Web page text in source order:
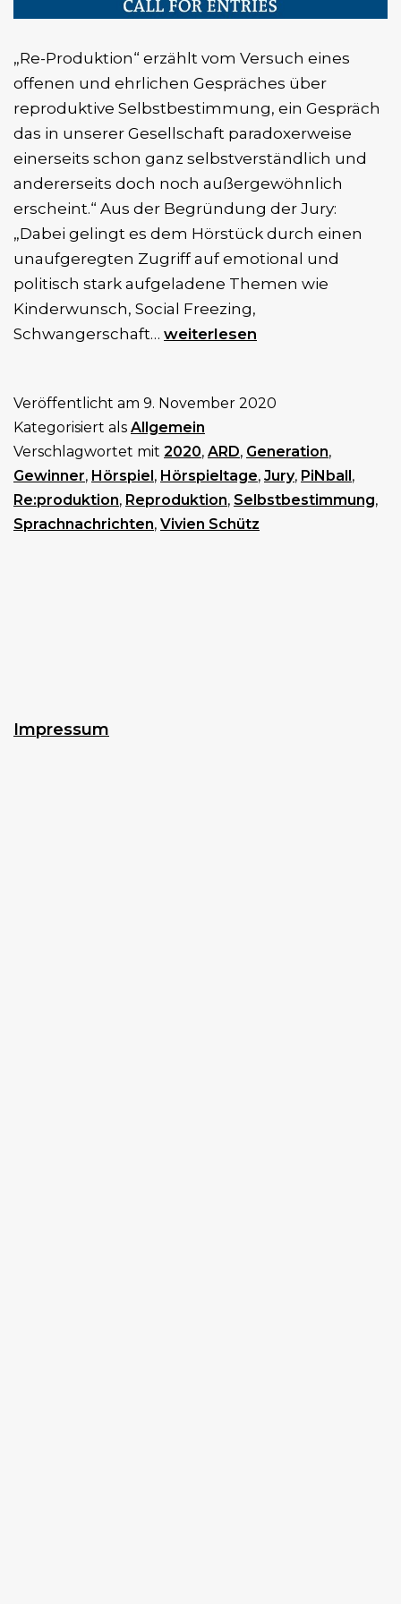
„Re-Produktion“ erzählt vom Versuch eines
offenen und ehrlichen Gespräches über
reproduktive Selbstbestimmung, ein Gespräch
das in unserer Gesellschaft paradoxerweise
einerseits schon ganz selbstverständlich und
andererseits doch noch außergewöhnlich
erscheint.“ Aus der Begründung der Jury:
„Dabei gelingt es dem Hörstück durch einen
unaufgeregten Zugriff auf emotional und
politisch stark aufgeladene Themen wie
Kinderwunsch, Social Freezing,
Schwangerschaft… Re:Produktion
PiNball
2020
weiterlesen
Veröffentlicht am 9. November 2020
Kategorisiert als Allgemein
Verschlagwortet mit 2020, ARD, Generation,
Gewinner, Hörspiel, Hörspieltage, Jury, PiNball,
Re:produktion, Reproduktion, Selbstbestimmung,
Sprachnachrichten, Vivien Schütz
Impressum